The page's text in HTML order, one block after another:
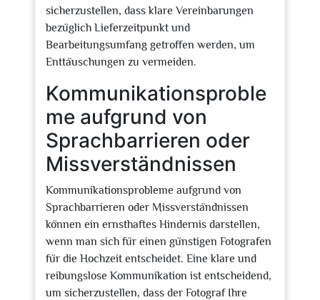
sicherzustellen, dass klare Vereinbarungen
bezüglich Lieferzeitpunkt und
Bearbeitungsumfang getroffen werden, um
Enttäuschungen zu vermeiden.
Kommunikationsproble
me aufgrund von
Sprachbarrieren oder
Missverständnissen
Kommunikationsprobleme aufgrund von
Sprachbarrieren oder Missverständnissen
können ein ernsthaftes Hindernis darstellen,
wenn man sich für einen günstigen Fotografen
für die Hochzeit entscheidet. Eine klare und
reibungslose Kommunikation ist entscheidend,
um sicherzustellen, dass der Fotograf Ihre